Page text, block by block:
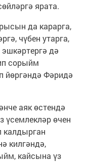
ярата.
да карарга,
чүбен утарга,
дә
сорыйм
йөргәндә Фәридә
аяк өстендә
үсемлекләр өчен
калдырган
килгәндә,
кайсына үз